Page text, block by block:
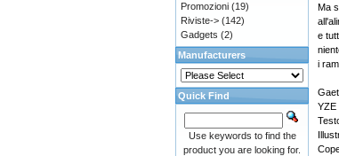
Ma
e
i
YZE
Promozioni (19)
Riviste-> (142)
Gadgets (2)
Manufacturers
Quick Find
Use keywords to find the
product you are looking for.